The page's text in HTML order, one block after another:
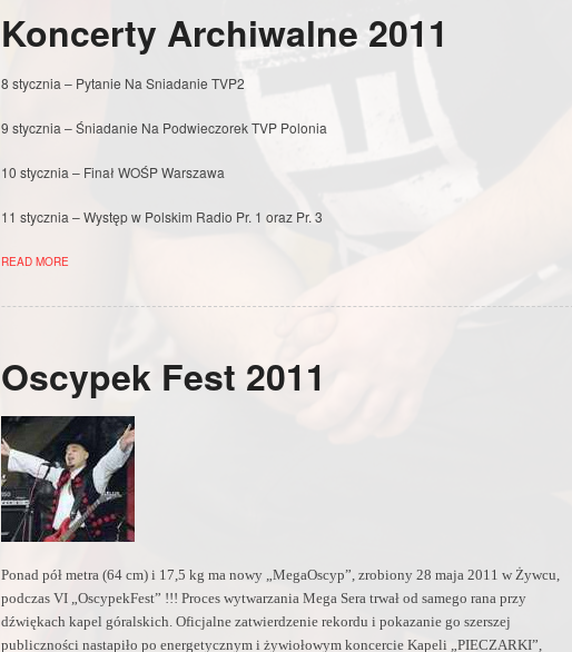
Koncerty Archiwalne 2011
8 stycznia – Pytanie Na Sniadanie TVP2
9 stycznia – Śniadanie Na Podwieczorek TVP Polonia
10 stycznia – Finał WOŚP Warszawa
11 stycznia – Występ w Polskim Radio Pr. 1 oraz Pr. 3
READ MORE
Oscypek Fest 2011
Ponad pół metra (64 cm) i 17,5 kg ma nowy „MegaOscyp”, zrobiony 28 maja 2011 w Żywcu,
podczas VI „OscypekFest” !!! Proces wytwarzania Mega Sera trwał od samego rana przy
dźwiękach kapel góralskich. Oficjalne zatwierdzenie rekordu i pokazanie go szerszej
publiczności nastapiło po energetycznym i żywiołowym koncercie Kapeli „PIECZARKI”,